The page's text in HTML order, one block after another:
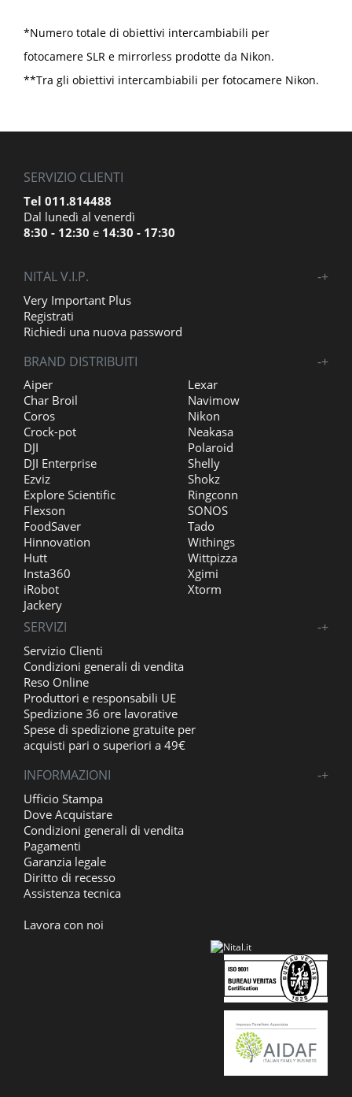
*Numero totale di obiettivi intercambiabili per
fotocamere SLR e mirrorless prodotte da Nikon.
**Tra gli obiettivi intercambiabili per fotocamere Nikon.
SERVIZIO CLIENTI
Tel 011.814488
Dal lunedì al venerdì
8:30 - 12:30 e 14:30 - 17:30
NITAL V.I.P. +
-
Very Important Plus
Registrati
Richiedi una nuova password
BRAND DISTRIBUITI +
-
Aiper
Char Broil
Coros
Crock-pot
DJI
DJI Enterprise
Ezviz
Explore Scientific
Flexson
FoodSaver
Hinnovation
Hutt
Insta360
iRobot
Jackery
Lexar
Navimow
Nikon
Neakasa
Polaroid
Shelly
Shokz
Ringconn
SONOS
Tado
Withings
Wittpizza
Xgimi
Xtorm
SERVIZI +
-
Servizio Clienti
Condizioni generali di vendita
Reso Online
Produttori e responsabili UE
Spedizione 36 ore lavorative
Spese di spedizione gratuite per
acquisti pari o superiori a 49€
INFORMAZIONI +
-
Ufficio Stampa
Dove Acquistare
Condizioni generali di vendita
Pagamenti
Garanzia legale
Diritto di recesso
Assistenza tecnica
Lavora con noi